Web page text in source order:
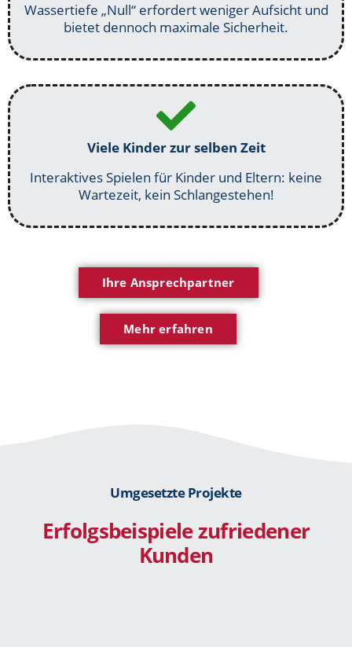
Wassertiefe „Null“ erfordert weniger Aufsicht und
bietet dennoch maximale Sicherheit.
Viele Kinder zur selben Zeit
Interaktives Spielen für Kinder und Eltern: keine
Wartezeit, kein Schlangestehen!
Ihre Ansprechpartner
Mehr erfahren
Umgesetzte Projekte
Erfolgsbeispiele zufriedener
Kunden